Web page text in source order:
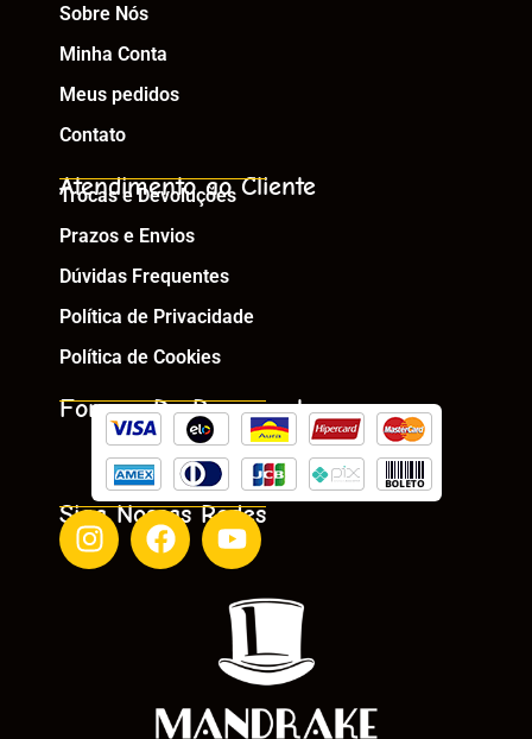
Sobre Nós
Minha Conta
Meus pedidos
Contato
Atendimento ao Cliente
Trocas e Devoluções
Prazos e Envios
Dúvidas Frequentes
Política de Privacidade
Política de Cookies
Formas De Pagamento
Siga Nossas Redes